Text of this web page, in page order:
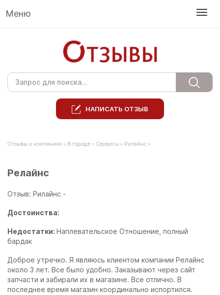
Меню
НАПИСАТЬ ОТЗЫВ
Отзывы о компаниях » В городе » Сервисы » Рилайнс »
Релайнс
Отзыв: Рилайнс -
Достоинства:
Недостатки: Наплевательское Отношение, полный
бардак
Доброе утречко. Я являюсь клиентом компании Релайнс
около 3 лет. Все было удобно. Заказывают через сайт
запчасти и забирали их в магазине. Все отлично. В
последнее время магазин координально испортился.